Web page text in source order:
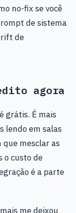
no-fix se você
de sistema
de
agora
grátis. É mais
lendo em salas
mesclar as
o custo de
é a parte
me deixou